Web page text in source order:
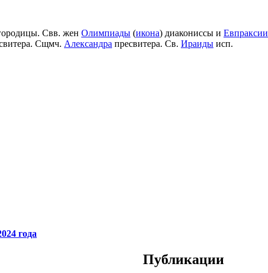
Свв. жен Олимпиады (икона) диакониссы и Евпраксии
Сщмч. Александра пресвитера. Св. Ираиды исп.
года
Публикации